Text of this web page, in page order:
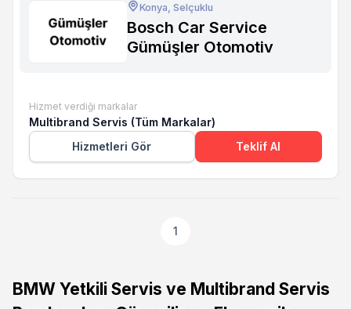
Konya, Selçuklu
Bosch Car Service
Gümüşler Otomotiv
Hizmet verdiği markalar
Multibrand Servis (Tüm Markalar)
Hizmetleri Gör
Teklif Al
1
BMW Yetkili Servis ve Multibrand Servis